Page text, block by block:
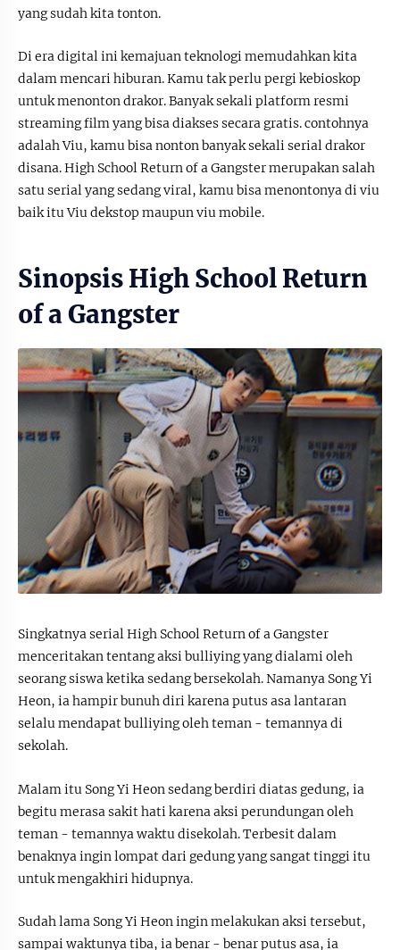
yang sudah kita tonton.
Di era digital ini kemajuan teknologi memudahkan kita
dalam mencari hiburan. Kamu tak perlu pergi kebioskop
untuk menonton drakor. Banyak sekali platform resmi
streaming film yang bisa diakses secara gratis. contohnya
adalah Viu, kamu bisa nonton banyak sekali serial drakor
disana. High School Return of a Gangster merupakan salah
satu serial yang sedang viral, kamu bisa menontonya di viu
baik itu Viu dekstop maupun viu mobile.
Sinopsis High School Return
of a Gangster
Singkatnya serial High School Return of a Gangster
menceritakan tentang aksi bulliying yang dialami oleh
seorang siswa ketika sedang bersekolah. Namanya Song Yi
Heon, ia hampir bunuh diri karena putus asa lantaran
selalu mendapat bulliying oleh teman - temannya di
sekolah.
Malam itu Song Yi Heon sedang berdiri diatas gedung, ia
begitu merasa sakit hati karena aksi perundungan oleh
teman - temannya waktu disekolah. Terbesit dalam
benaknya ingin lompat dari gedung yang sangat tinggi itu
untuk mengakhiri hidupnya.
Sudah lama Song Yi Heon ingin melakukan aksi tersebut,
sampai waktunya tiba, ia benar - benar putus asa, ia